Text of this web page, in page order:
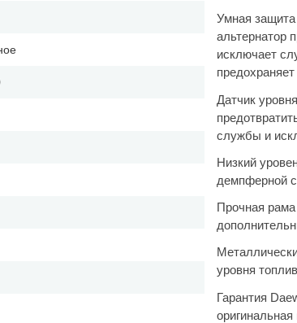
Умная защита
альтернатор
исключает
предохраняет
Датчик
службы и
Низкий
демпферной
Прочная
уровня
Гарантия